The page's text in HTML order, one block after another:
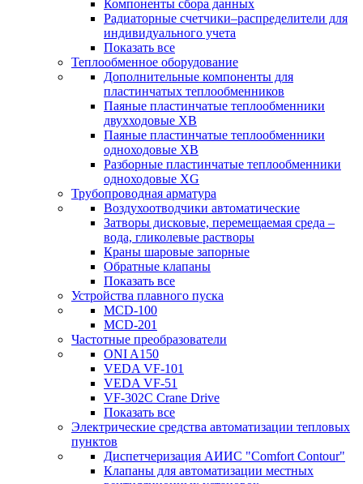
Компоненты сбора данных
Радиаторные счетчики–распределители для
индивидуального учета
Показать все
Теплообменное оборудование
Дополнительные компоненты для
пластинчатых теплообменников
Паяные пластинчатые теплообменники
двухходовые XB
Паяные пластинчатые теплообменники
одноходовые ХВ
Разборные пластинчатые теплообменники
одноходовые ХG
Трубопроводная арматура
Воздухоотводчики автоматические
Затворы дисковые, перемещаемая среда –
вода, гликолевые растворы
Краны шаровые запорные
Обратные клапаны
Показать все
Устройства плавного пуска
MCD-100
MCD-201
Частотные преобразователи
ONI A150
VEDA VF-101
VEDA VF-51
VF-302C Crane Drive
Показать все
Электрические средства автоматизации тепловых
пунктов
Диспетчеризация АИИС "Comfort Contour"
Клапаны для автоматизации местных